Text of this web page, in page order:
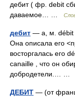
дебит ( фр. debit
даваемое… …
дебит — а, м. débit
Она описала его
восторгалась его
canaille , что он
добродетели.… …
ДЕБИТ — (от